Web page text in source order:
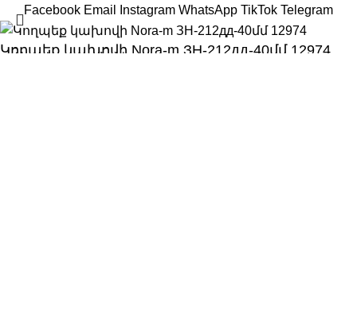
Facebook Email Instagram WhatsApp TikTok Telegram
Կողպեք կախովի Nora-m ЗН-212дд-40մմ 12974